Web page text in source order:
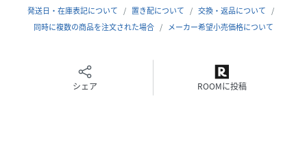
《Q＆A》
Q1:どんなコーデに合わせやすいですか？
シンプルなコーデにプラスするだけで、こなれ感のある印象
に仕上がります。
発送日・在庫表記について 置き配について
交換・返品について
同時に複数の商品を注文された場合
メーカー希望小売価格について
シェア ROOMに投稿